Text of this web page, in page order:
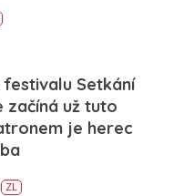
festivalu Setkání
začíná už tuto
je herec
ZL